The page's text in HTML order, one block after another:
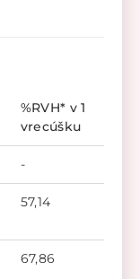
%RVH* v 1
vrecúšku
-
57,14
67,86